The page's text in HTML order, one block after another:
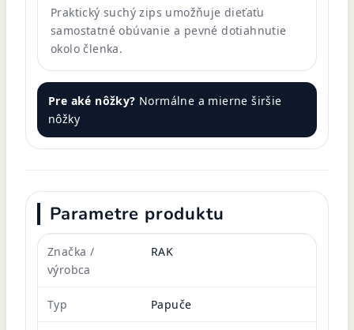
Praktický suchý zips umožňuje dieťaťu
samostatné obúvanie a pevné dotiahnutie
okolo členka.
Pre aké nôžky? Normálne a mierne širšie
nôžky
Parametre produktu
Značka /
výrobca
RAK
Typ Papuče